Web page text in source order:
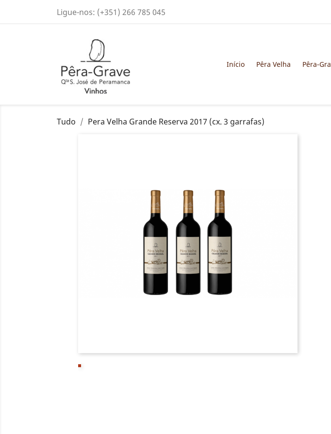
Ligue-nos: (+351) 266 785 045
Início Pêra Velha Pêra-
Tudo Pera Velha Grande Reserva 2017 (cx. 3 garrafas)